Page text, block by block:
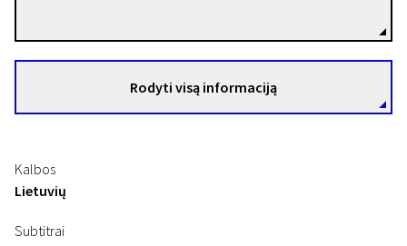
Rodyti visą informaciją
Kalbos
Lietuvių
Subtitrai